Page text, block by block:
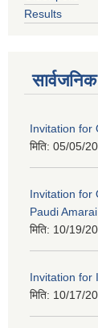
Results
Invitation for
मिति: 05/05/
Invitation for
Paudi
मिति: 10/19/
Invitation for
मिति: 10/17/